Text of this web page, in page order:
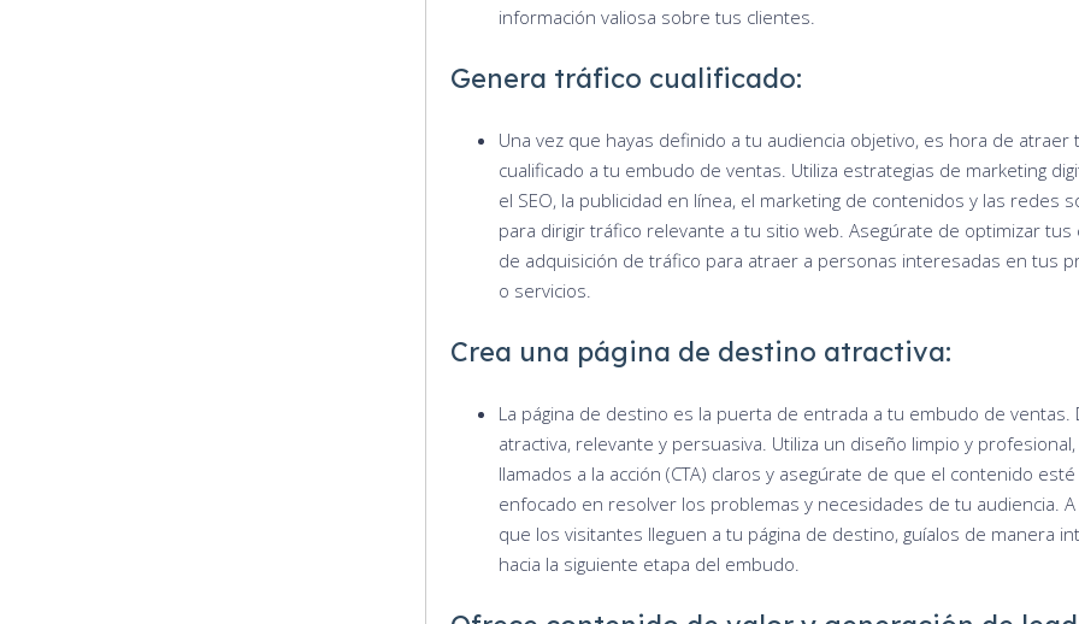
información valiosa sobre tus clientes.
Genera tráfico cualificado:
Una vez que hayas definido a tu audiencia objetivo, es hora de atraer
cualificado a tu embudo de ventas. Utiliza estrategias de marketing
el SEO, la publicidad en línea, el marketing de contenidos y las redes
para dirigir tráfico relevante a tu sitio web. Asegúrate de optimizar tus
de adquisición de tráfico para atraer a personas interesadas en tus
o servicios.
Crea una página de destino atractiva:
La página de destino es la puerta de entrada a tu embudo de ventas.
atractiva, relevante y persuasiva. Utiliza un diseño limpio y
llamados a la acción (CTA) claros y asegúrate de que el contenido esté
enfocado en resolver los problemas y necesidades de tu audiencia.
que los visitantes lleguen a tu página de destino, guíalos de manera
hacia la siguiente etapa del embudo.